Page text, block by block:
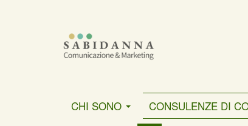
CHI SONO CONSULENZE DI